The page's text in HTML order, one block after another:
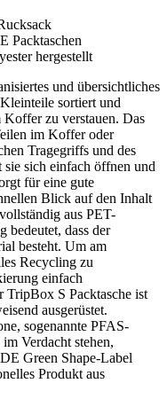
Packtaschen
hergestellt
und übersichtliches
sortiert und
Koffer zu verstauen. Das
im Koffer oder
Tragegriffs und des
sie sich einfach öffnen und
für eine gute
Blick auf den Inhalt
aus PET-
bedeutet, dass der
besteht. Um am
Recycling zu
einfach
TripBox S Packtasche ist
ausgerüstet.
sogenannte PFAS-
Verdacht stehen,
Green Shape-Label
Produkt aus